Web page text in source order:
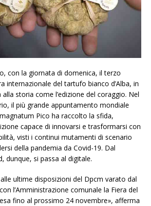
con la giornata di domenica, il terzo
internazionale del tartufo bianco d’Alba, in
storia come l’edizione del coraggio. Nel
il più grande appuntamento mondiale
Pico ha raccolto la sfida,
capace di innovarsi e trasformarsi con
visti i continui mutamenti di scenario
della pandemia da Covid-19. Dal
dunque, si passa al digitale.
ultime disposizioni del Dpcm varato dal
l’Amministrazione comunale la Fiera del
fino al prossimo 24 novembre», afferma